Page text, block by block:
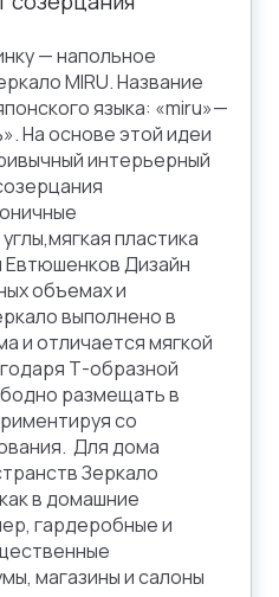
— напольное
MIRU. Название
языка: «miru»—
На основе этой идеи
интерьерный
пластика
Евтюшенков Дизайн
объемах и
выполнено в
и отличается мягкой
Т-образной
размещать в
со
Для дома
Зеркало
в домашние
гардеробные и
магазины и салоны